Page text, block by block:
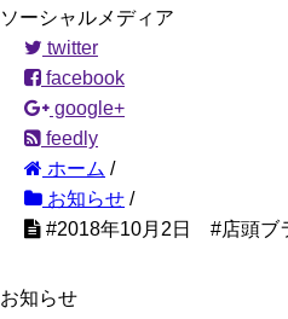
ソーシャルメディア
twitter
facebook
google+
feedly
ホーム /
お知らせ /
#2018年10月2日 #店頭ブ
お知らせ